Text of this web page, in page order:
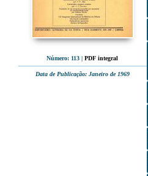
Número: 113 |PDF integral
Data de Publicação: Janeiro de 1969